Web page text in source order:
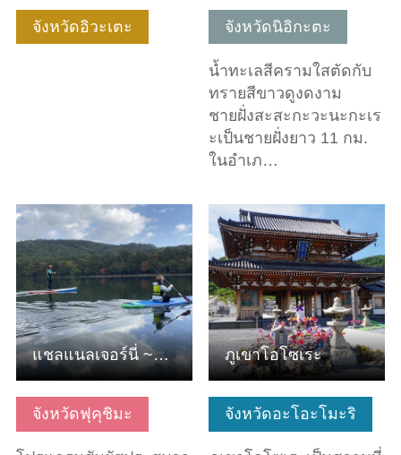
จังหวัดอิวะเตะ จังหวัดนิอิกะตะ
น้ำทะเลสีครามใสตัดกับ
ทรายสีขาวดูงดงาม
ชายฝั่งสะสะกะวะนะกะเร
ะเป็นชายฝั่งยาว 11 กม.
ในอำเภ…
จังหวัดฟุคุชิมะ
ดูข้อมูลพื้นฐาน
แชลแนลเจอร์นี่ ~กรีนฟิลด์~
จังหวัดอะโอะโมะริ
ดูข้อมูลพื้นฐาน
ภูเขาโอโซเระ